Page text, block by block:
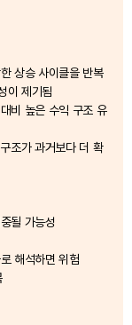
상승 사이클을 반복
이 제기됨
비 높은 수익 구조 유
조가 과거보다 더 확
될 가능성
해석하면 위험